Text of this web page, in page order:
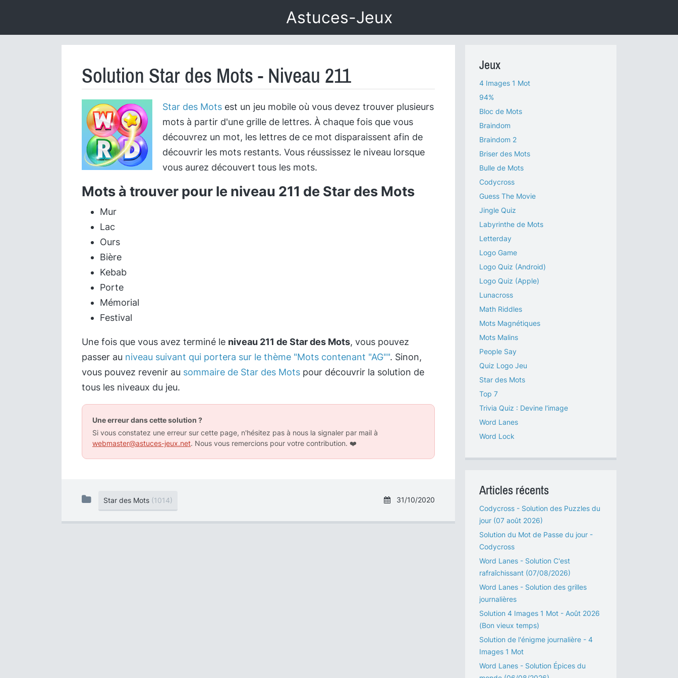
Astuces-Jeux
Solution Star des Mots - Niveau 211
Star des Mots est un jeu mobile où vous devez trouver plusieurs
mots à partir d'une grille de lettres. À chaque fois que vous
découvrez un mot, les lettres de ce mot disparaissent afin de
découvrir les mots restants. Vous réussissez le niveau lorsque
vous aurez découvert tous les mots.
Mots à trouver pour le niveau 211 de Star des Mots
Mur
Lac
Ours
Bière
Kebab
Porte
Mémorial
Festival
Une fois que vous avez terminé le niveau 211 de Star des Mots, vous pouvez
passer au niveau suivant qui portera sur le thème "Mots contenant "AG"". Sinon,
vous pouvez revenir au sommaire de Star des Mots pour découvrir la solution de
tous les niveaux du jeu.
Une erreur dans cette solution ?
Si vous constatez une erreur sur cette page, n'hésitez pas à nous la signaler par mail à
webmaster@astuces-jeux.net. Nous vous remercions pour votre contribution. ❤️
31/10/2020
Star des Mots (1014)
Jeux
4 Images 1 Mot
94%
Bloc de Mots
Braindom
Braindom 2
Briser des Mots
Bulle de Mots
Codycross
Guess The Movie
Jingle Quiz
Labyrinthe de Mots
Letterday
Logo Game
Logo Quiz (Android)
Logo Quiz (Apple)
Lunacross
Math Riddles
Mots Magnétiques
Mots Malins
People Say
Quiz Logo Jeu
Star des Mots
Top 7
Trivia Quiz : Devine l'image
Word Lanes
Word Lock
Articles récents
Codycross - Solution des Puzzles du
jour (07 août 2026)
Solution du Mot de Passe du jour -
Codycross
Word Lanes - Solution C'est
rafraîchissant (07/08/2026)
Word Lanes - Solution des grilles
journalières
Solution 4 Images 1 Mot - Août 2026
(Bon vieux temps)
Solution de l'énigme journalière - 4
Images 1 Mot
Word Lanes - Solution Épices du